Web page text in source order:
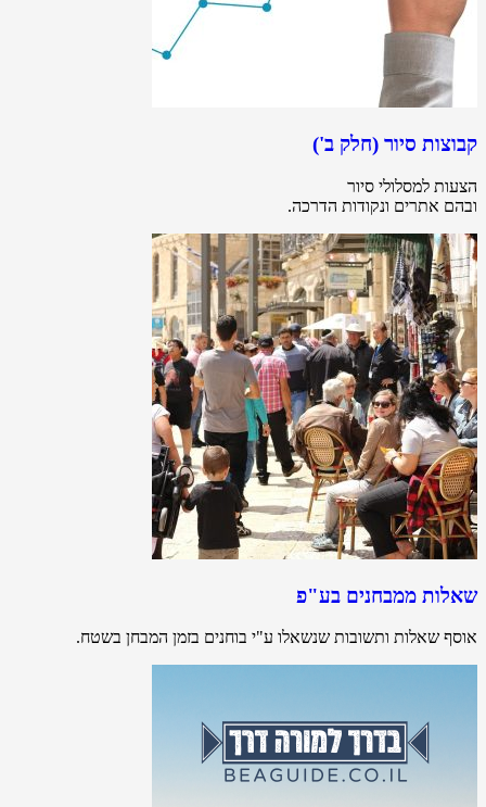
קבוצות סיור (חלק ב')
הצעות למסלולי סיור
ובהם אתרים ונקודות הדרכה.
שאלות ממבחנים בע"פ
אוסף שאלות ותשובות שנשאלו ע"י בוחנים בזמן המבחן בשטח.